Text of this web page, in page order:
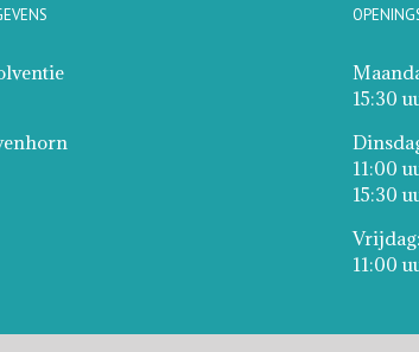
15:30
11:00
15:30
Vrijdag:
11:00